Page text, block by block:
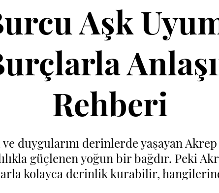
Aşk
Rehberi
duygularını derinlerde yaşayan
güçlenen yoğun bir bağdır. Peki
kolayca derinlik kurabilir,